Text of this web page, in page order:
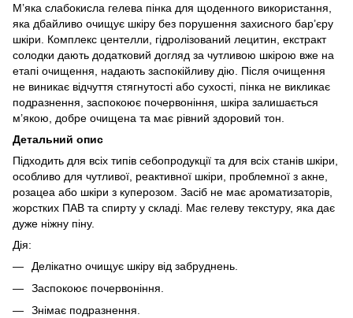
М’яка слабокисла гелева пінка для щоденного використання,
яка дбайливо очищує шкіру без порушення захисного бар’єру
шкіри. Комплекс центелли, гідролізований лецитин, екстракт
солодки дають додатковий догляд за чутливою шкірою вже на
етапі очищення, надають заспокійливу дію. Після очищення
не виникає відчуття стягнутості або сухості, пінка не викликає
подразнення, заспокоює почервоніння, шкіра залишається
м’якою, добре очищена та має рівний здоровий тон.
Детальний опис
Підходить для всіх типів себопродукції та для всіх станів шкіри,
особливо для чутливої, реактивної шкіри, проблемної з акне,
розацеа або шкіри з куперозом. Засіб не має ароматизаторів,
жорстких ПАВ та спирту у складі. Має гелеву текстуру, яка дає
дуже ніжну піну.
Дія:
Делікатно очищує шкіру від забруднень.
Заспокоює почервоніння.
Знімає подразнення.